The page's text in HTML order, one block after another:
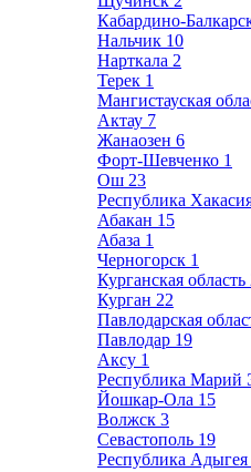
Кабардино-
Нальчик 10
Нарткала 2
Терек 1
Мангистауская
Актау 7
Жанаозен 6
Форт-Шевченко 1
Ош 23
Республика
Абакан 15
Абаза 1
Черногорск 1
Курганская область
Курган 22
Павлодарская
Павлодар 19
Аксу 1
Республика Марий
Йошкар-Ола 15
Волжск 3
Севастополь 19
Республика Адыгея